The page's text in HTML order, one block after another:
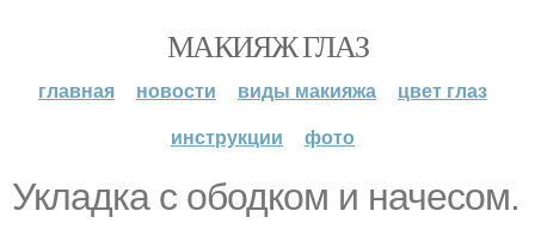
МАКИЯЖ ГЛАЗ
главная новости виды макияжа
цвет глаз
инструкции
фото
Укладка с ободком и начесом.